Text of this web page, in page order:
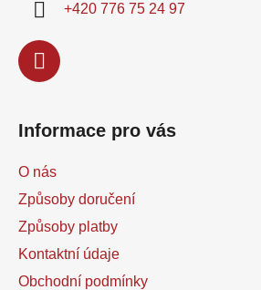
+420 776 75 24 97
Informace pro vás
O nás
Způsoby doručení
Způsoby platby
Kontaktní údaje
Obchodní podmínky